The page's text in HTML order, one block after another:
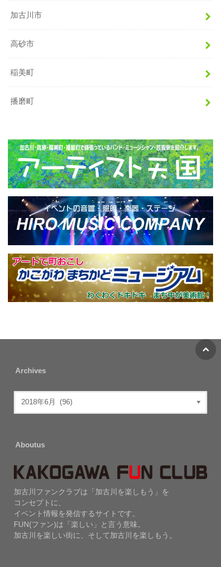
加古川市
高砂市
稲美町
播磨町
Archives
Aboutus
加古川ファンクラブは「加古川を楽しもう」を
コンセプトに、
イベント情報を発信するサイトです。
FUN(ファン)は「楽しい」と言う意味。
加古川を楽しい街に、そして加古川を楽しもう。